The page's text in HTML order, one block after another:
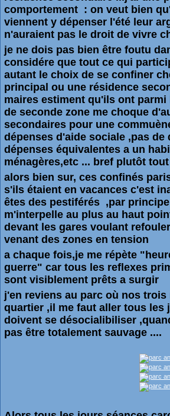
comportement : on veut bien
viennent y dépenser l'été leur
n'auraient pas le droit de vivre
je ne dois pas bien être foutu
considére que tout ce qui
autant le choix de se confiner
principal ou une résidence
maires estiment qu'ils ont
de seconde zone me choque
secondaires pour une
dépenses d'aide sociale ,pas de
dépenses équivalentes a un
ménagères,etc ... bref plutôt
alors bien sur, ces confinés
s'ils étaient en vacances c'est
êtes des pestiférés ,par
m'interpelle au plus au haut
devant les gares voulant
venant des zones en tension
a chaque fois,je me répète
guerre" car tous les reflexes
sont visiblement prêts a surgir
j'en reviens au parc où nos
quartier ,il me faut aller tous les
doivent se désocialibiliser
pas être totalement sauvage ....